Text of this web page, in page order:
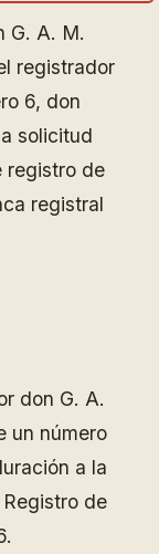
G. A. M.
registrador
6, don
solicitud
registro de
registral
don G. A.
un número
a la
de